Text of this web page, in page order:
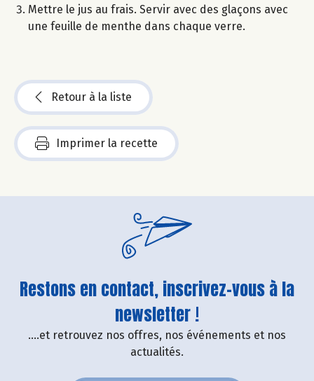
Mettre le jus au frais. Servir avec des glaçons avec
une feuille de menthe dans chaque verre.
Retour à la liste
Imprimer la recette
Restons en contact, inscrivez-vous à la
newsletter !
....et retrouvez nos offres, nos événements et nos
actualités.